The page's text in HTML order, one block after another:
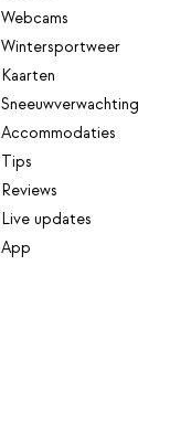
Webcams
Wintersportweer
Kaarten
Sneeuwverwachting
Accommodaties
Tips
Reviews
Live updates
App